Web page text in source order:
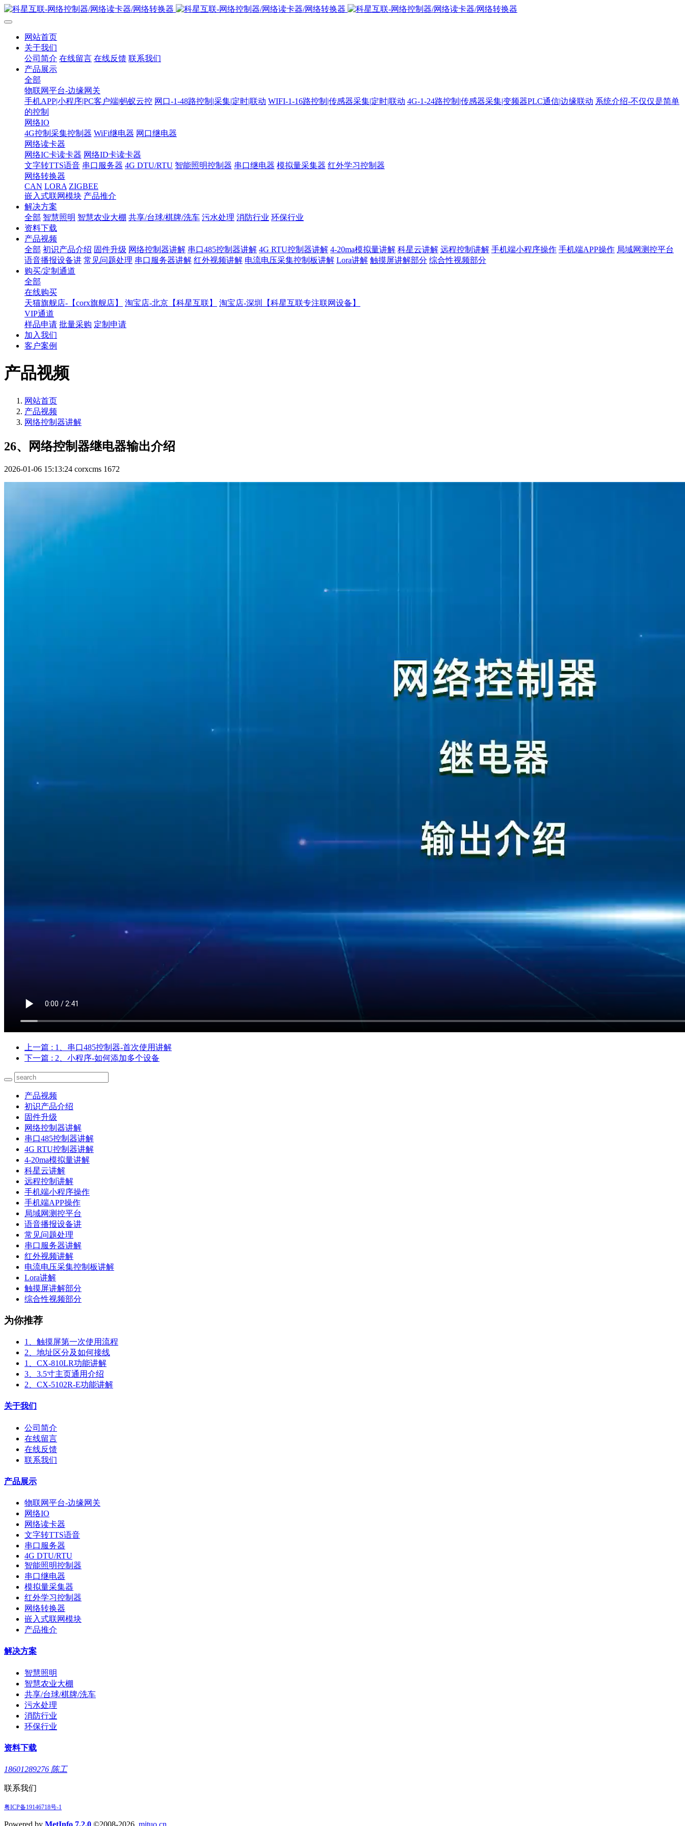
网站首页
关于我们
公司简介 在线留言 在线反馈 联系我们
产品展示
全部
物联网平台-边缘网关
手机APP|小程序|PC客户端|蚂蚁云控 网口-1-48路控制|采集|定时|联动 WIFI-1-16路控制|传感器采集|定时|联动 4G-1-24路控制|传感器采集|变频器PLC通信|边缘联动 系统介绍-不仅仅是简单
的控制
网络IO
4G控制采集控制器 WiFi继电器 网口继电器
网络读卡器
网络IC卡读卡器 网络ID卡读卡器
文字转TTS语音 串口服务器 4G DTU/RTU 智能照明控制器 串口继电器 模拟量采集器 红外学习控制器
网络转换器
CAN LORA ZIGBEE
嵌入式联网模块 产品推介
解决方案
全部 智慧照明 智慧农业大棚 共享/台球/棋牌/洗车 污水处理 消防行业 环保行业
资料下载
产品视频
全部 初识产品介绍 固件升级 网络控制器讲解 串口485控制器讲解 4G RTU控制器讲解 4-20ma模拟量讲解 科星云讲解 远程控制讲解 手机端小程序操作 手机端APP操作 局域网测控平台
语音播报设备讲 常见问题处理 串口服务器讲解 红外视频讲解 电流电压采集控制板讲解 Lora讲解 触摸屏讲解部分 综合性视频部分
购买/定制通道
全部
在线购买
天猫旗舰店-【corx旗舰店】
淘宝店-北京【科星互联】
淘宝店-深圳【科星互联专注联网设备】
VIP通道
样品申请 批量采购 定制申请
加入我们
客户案例
产品视频
网站首页
产品视频
网络控制器讲解
26、网络控制器继电器输出介绍
2026-01-06 15:13:24 corxcms 1672
上一篇 : 1、串口485控制器-首次使用讲解
下一篇 : 2、小程序-如何添加多个设备
产品视频
初识产品介绍
固件升级
网络控制器讲解
串口485控制器讲解
4G RTU控制器讲解
4-20ma模拟量讲解
科星云讲解
远程控制讲解
手机端小程序操作
手机端APP操作
局域网测控平台
语音播报设备讲
常见问题处理
串口服务器讲解
红外视频讲解
电流电压采集控制板讲解
Lora讲解
触摸屏讲解部分
综合性视频部分
为你推荐
1、触摸屏第一次使用流程
2、地址区分及如何接线
1、CX-810LR功能讲解
3、3.5寸主页通用介绍
2、CX-5102R-E功能讲解
关于我们
公司简介
在线留言
在线反馈
联系我们
产品展示
物联网平台-边缘网关
网络IO
网络读卡器
文字转TTS语音
串口服务器
4G DTU/RTU
智能照明控制器
串口继电器
模拟量采集器
红外学习控制器
网络转换器
嵌入式联网模块
产品推介
解决方案
智慧照明
智慧农业大棚
共享/台球/棋牌/洗车
污水处理
消防行业
环保行业
资料下载
18601289276 陈工
联系我们
粤ICP备19146718号-1